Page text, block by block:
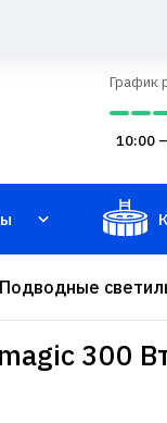
График
10:00
Подводные
300